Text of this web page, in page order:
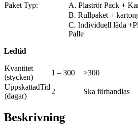
Paket Typ:
A. Plaströr Pack +
B. Rullpaket +
C. Individuell låda
Palle
Ledtid
Kvantitet
(stycken)
1 – 300
>300
UppskattadTid
(dagar)
2 Ska förhandlas
Beskrivning